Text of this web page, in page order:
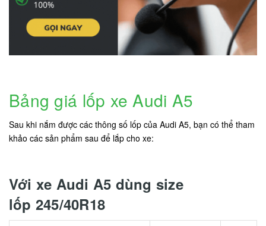
Bảng giá lốp xe Audi A5
Sau khi nắm được các thông số lốp của Audi A5, bạn có thể tham
khảo các sản phẩm sau để lắp cho xe:
Với xe Audi A5 dùng size
lốp 245/40R18